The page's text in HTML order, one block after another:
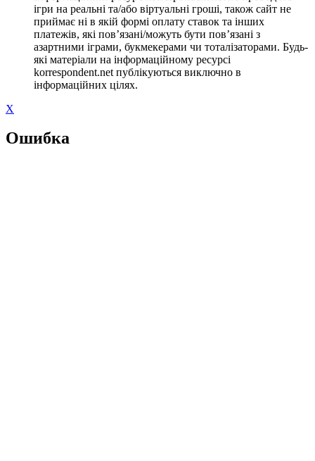
ігри на реальні та/або віртуальні гроші, також сайт не
приймає ні в якій формі оплату ставок та інших
платежів, які пов’язані/можуть бути пов’язані з
азартними іграми, букмекерами чи тоталізаторами. Будь-
які матеріали на інформаційному ресурсі
korrespondent.net публікуються виключно в
інформаційних цілях.
X
Ошибка